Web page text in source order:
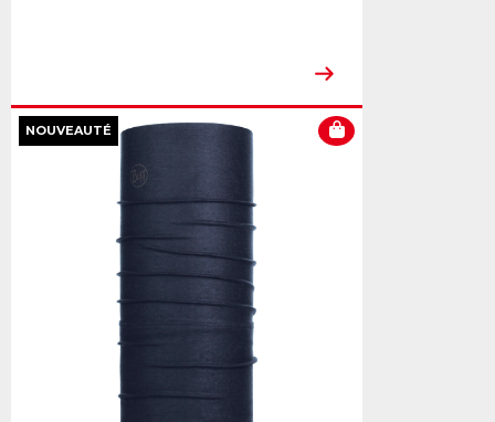
NOUVEAUTÉ